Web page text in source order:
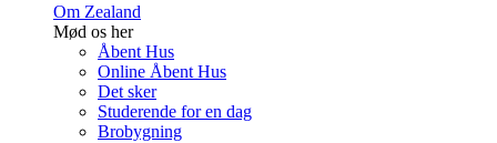
Om Zealand
Mød os her
Åbent Hus
Online Åbent Hus
Det sker
Studerende for en dag
Brobygning